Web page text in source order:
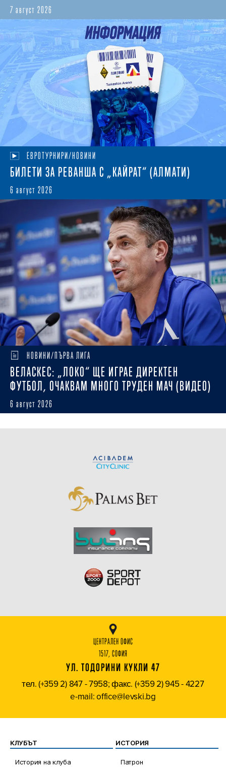
7 август 2026
ЕВРОТУРНИРИ/НОВИНИ
БИЛЕТИ ЗА РЕВАНША С „КАЙРАТ“ (АЛМАТИ)
6 август 2026
НОВИНИ/ПЪРВА ЛИГА
ВЕЛАСКЕС: „ЛОКО“ ЩЕ ИГРАЕ ДИРЕКТЕН
ФУТБОЛ, ОЧАКВАМ МНОГО ТРУДЕН МАЧ (ВИДЕО)
6 август 2026
ЦЕНТРАЛЕН ОФИС
1517, СОФИЯ
УЛ. ТОДОРИНИ КУКЛИ 47
тел. (+359 2) 847 - 7958; факс. (+359 2) 945 - 4227
e-mail: office@levski.bg
КЛУБЪТ
История на клуба
ИСТОРИЯ
Патрон